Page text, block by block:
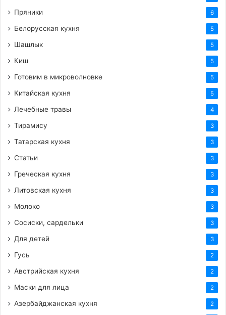
Пряники 6
Белорусская кухня 5
Шашлык 5
Киш 5
Готовим в микроволновке 5
Китайская кухня 5
Лечебные травы 4
Тирамису 3
Татарская кухня 3
Статьи 3
Греческая кухня 3
Литовская кухня 3
Молоко 3
Сосиски, сардельки 3
Для детей 3
Гусь 2
Австрийская кухня 2
Маски для лица 2
Азербайджанская кухня 2